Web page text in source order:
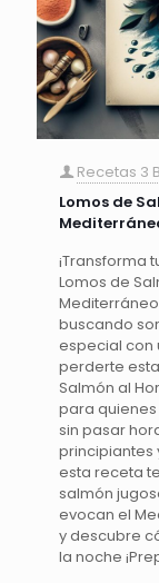
Recetas 3
Lomos de
¡Transforma
Lomos de
buscando
especial con
perderte
Salmón al
para
sin pasar
principiantes
esta receta
salmón
evocan el
y descubre
la noche